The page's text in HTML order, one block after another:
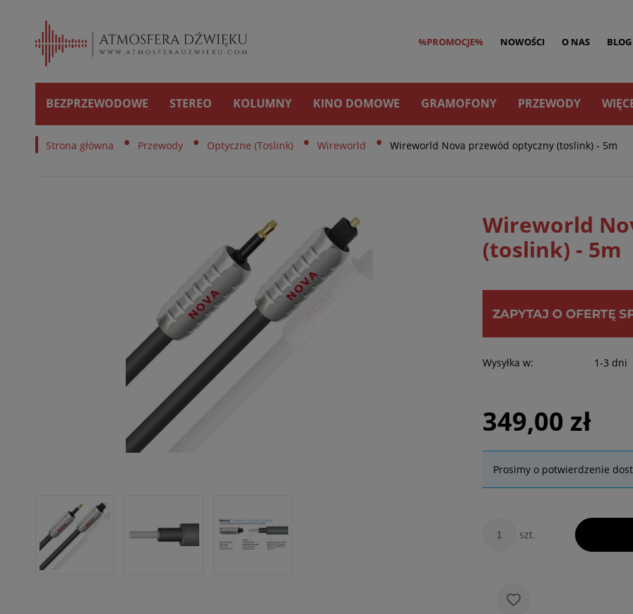
%PROMOCJE% NOWOŚCI O NAS BLOG
BEZPRZEWODOWE STEREO KOLUMNY KINO DOMOWE GRAMOFONY PRZEWODY
Strona główna • Przewody • Optyczne (Toslink) • Wireworld • Wireworld Nova przewód optyczny (toslink) - 5m
Wireworld
(toslink) - 5m
Wysyłka w: 1-3 dni
349,00 zł
Prosimy o potwierdzenie
szt.